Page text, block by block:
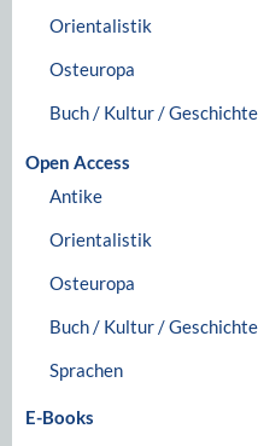
Orientalistik
Osteuropa
Buch / Kultur / Geschichte
Open Access
Antike
Orientalistik
Osteuropa
Buch / Kultur / Geschichte
Sprachen
E-Books